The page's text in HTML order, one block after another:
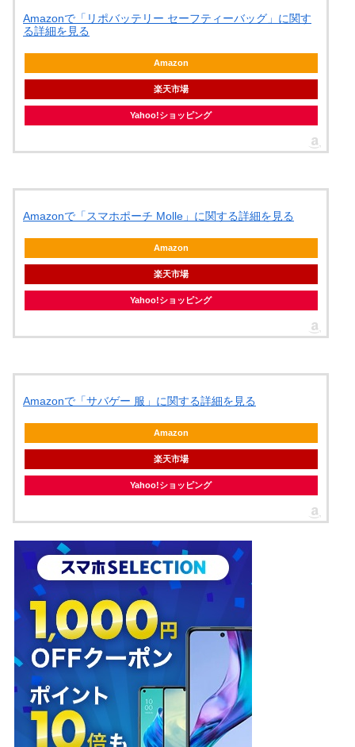
Amazonで「リポバッテリー セーフティーバッグ」に関す
る詳細を見る
Amazon
楽天市場
Yahoo!ショッピング
Amazonで「スマホポーチ Molle」に関する詳細を見る
Amazon
楽天市場
Yahoo!ショッピング
Amazonで「サバゲー 服」に関する詳細を見る
Amazon
楽天市場
Yahoo!ショッピング